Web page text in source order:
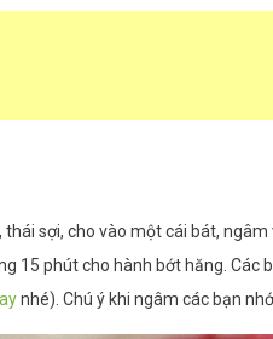
thái sợi, cho vào một cái bát,
15 phút cho hành bớt hăng. Các
nhé). Chú ý khi ngâm các bạn